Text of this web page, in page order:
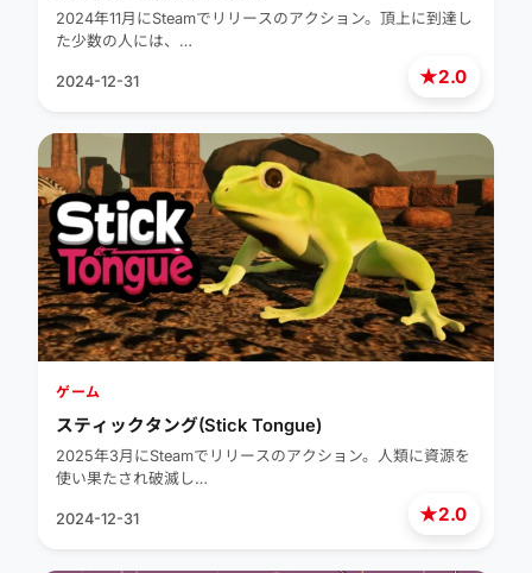
★2.0
2024年11月にSteamでリリースのアクション。頂上に到達し
た少数の人には、…
2024-12-31
★2.0
ゲーム
スティックタング(Stick Tongue)
2025年3月にSteamでリリースのアクション。人類に資源を
使い果たされ破滅し…
2024-12-31